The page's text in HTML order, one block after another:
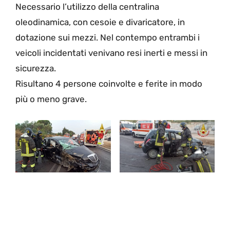
Necessario l’utilizzo della centralina
oleodinamica, con cesoie e divaricatore, in
dotazione sui mezzi. Nel contempo entrambi i
veicoli incidentati venivano resi inerti e messi in
sicurezza.
Risultano 4 persone coinvolte e ferite in modo
più o meno grave.